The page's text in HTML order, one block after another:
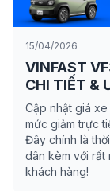
15/04/2026
VINFAST
CHI TIẾT &
Cập nhật giá
mức giảm trực
Đây chính là
dân kèm với rất
khách hàng!